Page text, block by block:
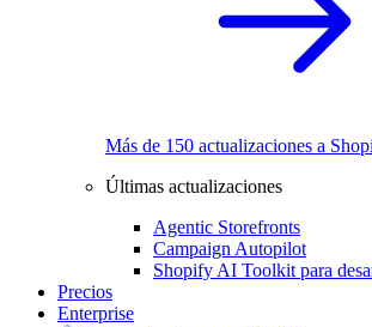
Más de 150 actualizaciones a
Últimas actualizaciones
Agentic Storefronts
Campaign Autopilot
Shopify AI Toolkit para
Precios
Enterprise